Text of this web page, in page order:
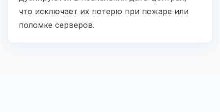
что исключает их потерю при пожаре или
поломке серверов.